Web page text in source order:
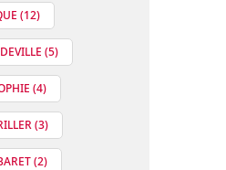
(12)
(5)
(4)
(3)
(2)